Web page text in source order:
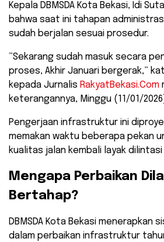
Kepala DBMSDA Kota Bekasi, Idi
bahwa saat ini tahapan
sudah berjalan sesuai prosedur.
​”Sekarang sudah masuk secara
proses, Akhir Januari bergerak,”
kepada Jurnalis RakyatBekasi.Com
keterangannya, Minggu (11/01/
​Pengerjaan infrastruktur ini
memakan waktu beberapa pekan
kualitas jalan kembali layak dilintasi
​Mengapa Perbaikan
Bertahap?
​DBMSDA Kota Bekasi menerapkan
dalam perbaikan infrastruktur